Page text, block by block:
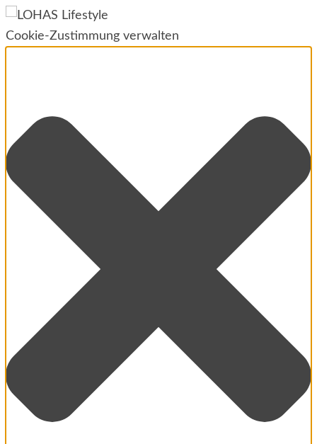
Cookie-Zustimmung verwalten